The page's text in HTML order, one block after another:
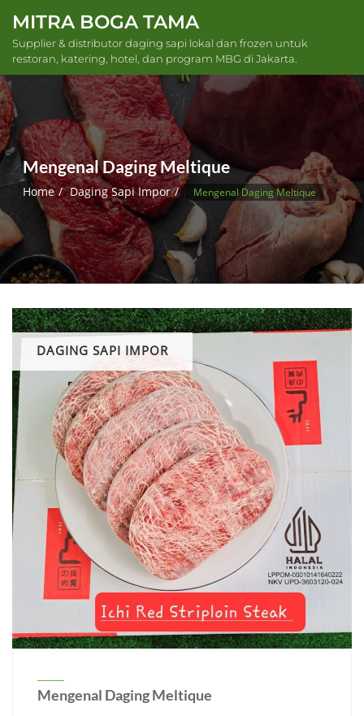
content
MITRA BOGA TAMA
Supplier & distributor daging sapi lokal dan frozen untuk
restoran, katering, hotel, dan program MBG di Jakarta.
Mengenal Daging Meltique
Home Daging Sapi Impor Mengenal Daging Meltique
DAGING SAPI IMPOR
Mengenal Daging Meltique